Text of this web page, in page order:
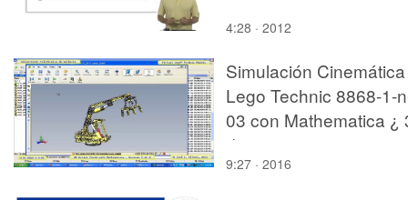
4:28 · 2012
Simulación Cinemática
Lego Technic 8868-1-
03 con Mathematica ¿
de 4
9:27 · 2016